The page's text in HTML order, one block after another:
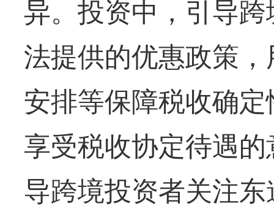
异。投资中，引导
法提供的优惠政策
安排等保障税收确
享受税收协定待遇
导跨境投资者关注